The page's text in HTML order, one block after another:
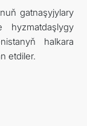
gatnaşyjylary
hyzmatdaşlygy
halkara
etdiler.